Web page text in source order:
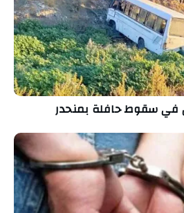
في سقوط حافلة بمنحدر